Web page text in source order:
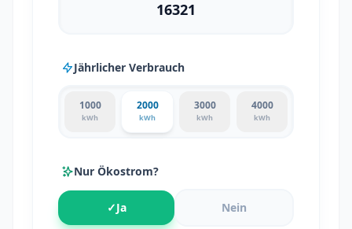
Jährlicher Verbrauch
1000
kWh
2000
kWh
3000
kWh
4000
kWh
Nur Ökostrom?
✓Ja Nein